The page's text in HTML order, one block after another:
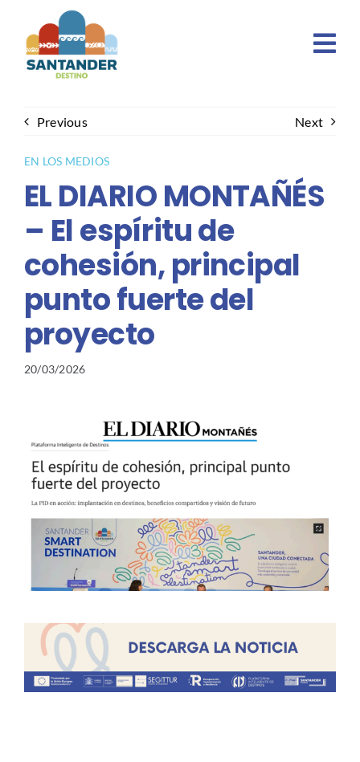
content
Previous Next
EN LOS MEDIOS
EL DIARIO MONTAÑÉS
– El espíritu de
cohesión, principal
punto fuerte del
proyecto
20/03/2026